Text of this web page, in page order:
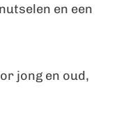
en een
jong en oud,